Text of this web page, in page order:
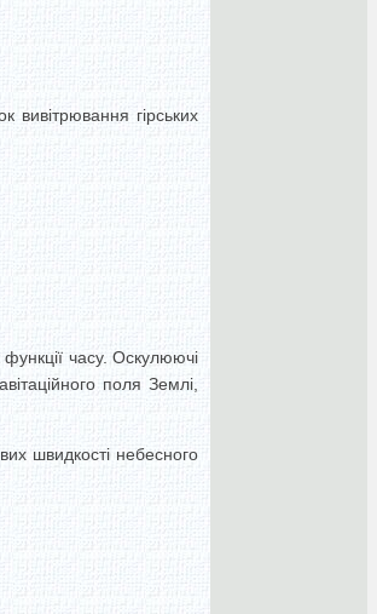
вивітрювання гірських
часу. Оскулюючі
поля Землі,
швидкості небесного